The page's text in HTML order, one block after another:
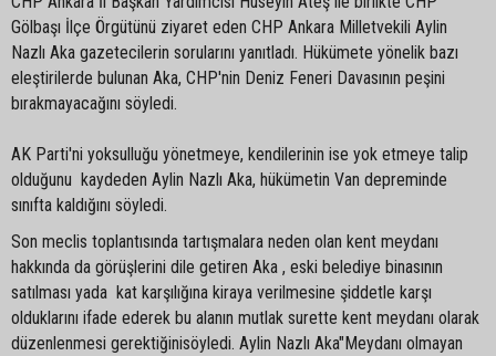
Gölbaşı İlçe Örgütünü ziyaret eden CHP Ankara Milletvekili Aylin
Nazlı Aka gazetecilerin sorularını yanıtladı. Hükümete yönelik bazı
eleştirilerde bulunan Aka, CHP'nin Deniz Feneri Davasının peşini
bırakmayacağını söyledi.
AK Parti'ni yoksulluğu yönetmeye, kendilerinin ise yok etmeye talip
olduğunu kaydeden Aylin Nazlı Aka, hükümetin Van depreminde
sınıfta kaldığını söyledi.
Son meclis toplantısında tartışmalara neden olan kent meydanı
hakkında da görüşlerini dile getiren Aka , eski belediye binasının
satılması yada kat karşılığına kiraya verilmesine şiddetle karşı
olduklarını ifade ederek bu alanın mutlak surette kent meydanı olarak
düzenlenmesi gerektiğinisöyledi. Aylin Nazlı Aka"Meydanı olmayan